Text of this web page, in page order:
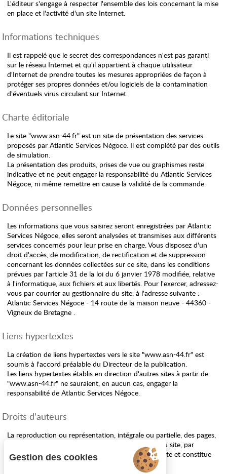
L'éditeur s'engage à respecter l'ensemble des lois concernant la mise
en place et l'activité d'un site Internet.
Informations techniques
Il est rappelé que le secret des correspondances n'est pas garanti
sur le réseau Internet et qu'il appartient à chaque utilisateur
d'Internet de prendre toutes les mesures appropriées de façon à
protéger ses propres données et/ou logiciels de la contamination
d'éventuels virus circulant sur Internet.
Charte éditoriale
Le site "www.asn-44.fr" est un site de présentation des services
proposés par Atlantic Services Négoce. Il est complété par des outils
de simulation.
La présentation des produits, prises de vue ou graphismes reste
indicative et ne peut engager la responsabilité du Atlantic Services
Négoce, ni même remettre en cause la validité de la commande.
Données personnelles
Les informations que vous saisirez seront enregistrées par Atlantic
Services Négoce, elles seront analysées et transmises aux différents
services concernés pour leur prise en charge. Vous disposez d'un
droit d'accès, de modification, de rectification et de suppression
concernant les données collectées sur ce site, dans les conditions
prévues par l'article 31 de la loi du 6 janvier 1978 modifiée, relative
à l'informatique, aux fichiers et aux libertés. Pour l'exercer, adressez-
vous par courrier au gestionnaire du site, à l'adresse suivante :
Atlantic Services Négoce - 14 route de la maison neuve - 44360 -
Vigneux de Bretagne .
Liens hypertextes
La création de liens hypertextes vers le site "www.asn-44.fr" est
soumis à l'accord préalable du Directeur de la publication.
Les liens hypertextes établis en direction d'autres sites à partir de
"www.asn-44.fr" ne sauraient, en aucun cas, engager la
responsabilité de Atlantic Services Négoce.
Droits d'auteurs
La reproduction ou représentation, intégrale ou partielle, des pages,
des données et de tout autre élément constitutif au site, par
quelque procédé ou support que ce soit, est interdite et constitue
sans autorisation de l'éditeur une contrefaçon.
Gestion des cookies